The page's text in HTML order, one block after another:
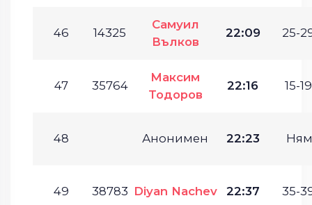
46 14325
Самуил
Вълков
22:09 25-
47 35764
Максим
Тодоров
22:16 15-
48 Анонимен 22:23
49 38783 Diyan Nachev 22:37 35-